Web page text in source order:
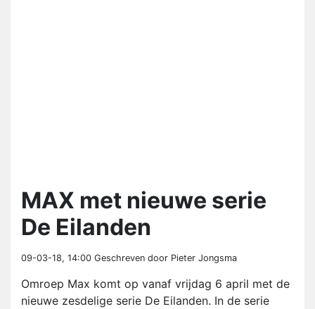
MAX met nieuwe serie
De Eilanden
09-03-18, 14:00 Geschreven door Pieter Jongsma
Omroep Max komt op vanaf vrijdag 6 april met de
nieuwe zesdelige serie De Eilanden. In de serie